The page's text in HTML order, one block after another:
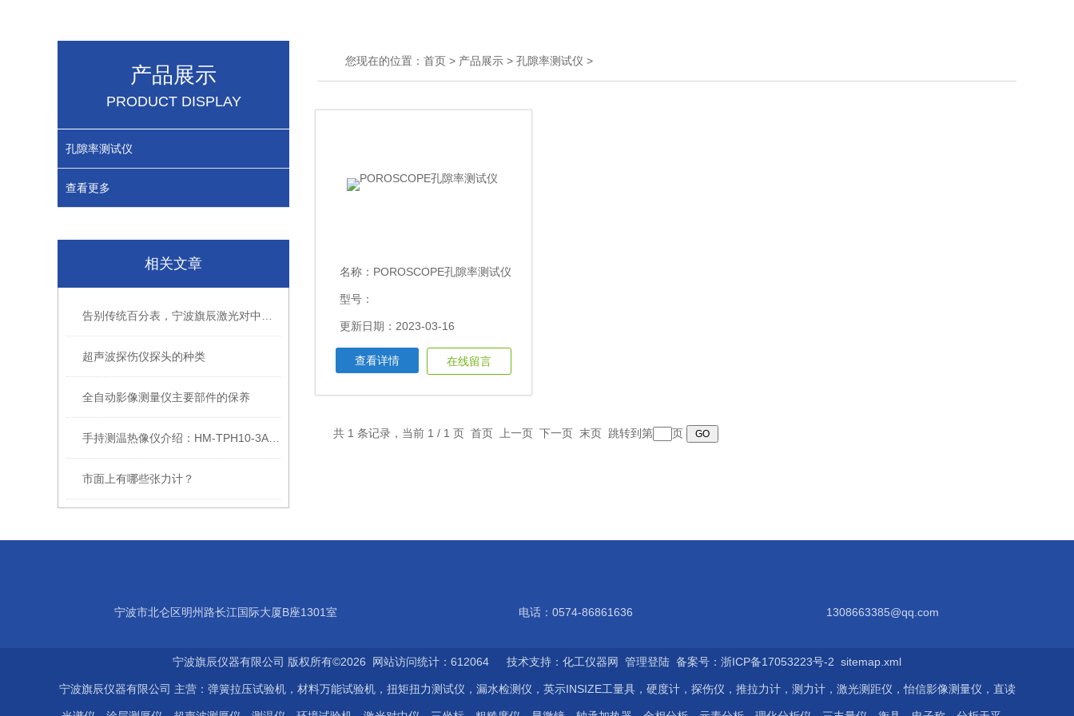
产品展示
PRODUCT DISPLAY
孔隙率测试仪
查看更多
相关文章
超声波探伤仪探头的种类
全自动影像测量仪主要部件的保养
市面上有哪些张力计？
您现在的位置： 首页 > 产品展示 > 孔隙率测试仪 >
名称： POROSCOPE孔隙率测试仪
型号：
更新日期：2023-03-16
查看详情 在线留言
共 1 条记录，当前 1 / 1 页 首页 上一页 下一页 末页 跳转到第 页
宁波市北仑区明州路长江国际大厦B座1301室 电话：0574-86861636 1308663385@qq.com
宁波旗辰仪器有限公司 版权所有©2026 网站访问统计：612064 技术支持： 化工仪器网 管理登陆 备案号：浙ICP备17053223号-2 sitemap.xml
宁波旗辰仪器有限公司 主营：弹簧拉压试验机，材料万能试验机，扭矩扭力测试仪，漏水检测仪，英示INSIZE工量具，硬度计，探伤仪，推拉力计，测力计，激光测距仪，怡信影像测量仪，直读